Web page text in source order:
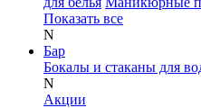
Показать все
N
Бар
Бокалы и стаканы для
N
Акции